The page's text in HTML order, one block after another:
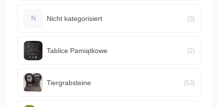
N Nicht kategorisiert (3)
Tablice Pamiątkowe (2)
Tiergrabsteine (53)